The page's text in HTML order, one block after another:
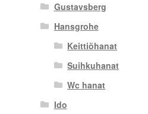
Gustavsberg
Hansgrohe
Keittiöhanat
Suihkuhanat
Wc hanat
Ido